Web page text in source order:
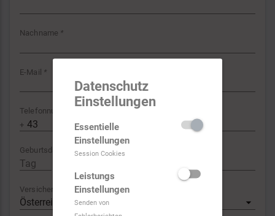
Nachname *
E-Mail *
Telefonnummer
+
)
Geburtsdatum
Versichert in
Österreich
Datenschutz
Einstellungen
Essentielle
Einstellungen
Session Cookies
Leistungs
Einstellungen
Senden von